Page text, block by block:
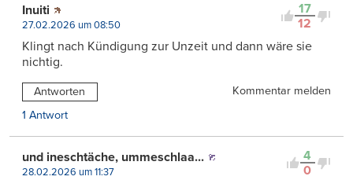
17
12
Inuiti
27.02.2026 um 08:50
Klingt nach Kündigung zur Unzeit und dann wäre sie
nichtig.
Antworten
Kommentar melden
1 Antwort
4
0
und ineschtäche, ummeschlaa...
28.02.2026 um 11:37